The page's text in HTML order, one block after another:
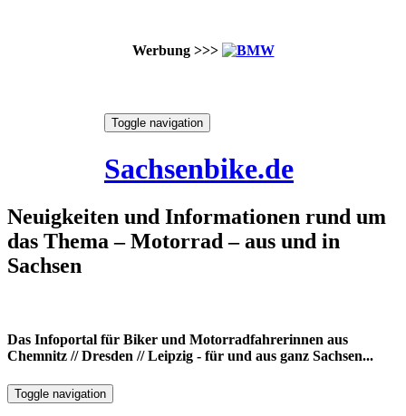
Werbung >>>
Toggle navigation
Sachsenbike.de
Neuigkeiten und Informationen rund um
das Thema – Motorrad – aus und in
Sachsen
Das Infoportal für Biker und Motorradfahrerinnen aus
Chemnitz // Dresden // Leipzig - für und aus ganz Sachsen...
Toggle navigation